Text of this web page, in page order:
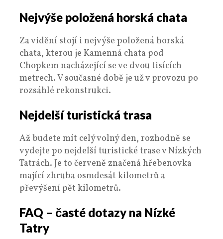
Nejvýše položená horská chata
Za vidění stojí i nejvýše položená horská
chata, kterou je Kamenná chata pod
Chopkem nacházející se ve dvou tisících
metrech. V současné době je už v provozu po
rozsáhlé rekonstrukci.
Nejdelší turistická trasa
Až budete mít celý volný den, rozhodně se
vydejte po nejdelší turistické trase v Nízkých
Tatrách. Je to červeně značená hřebenovka
mající zhruba osmdesát kilometrů a
převýšení pět kilometrů.
FAQ – časté dotazy na Nízké
Tatry